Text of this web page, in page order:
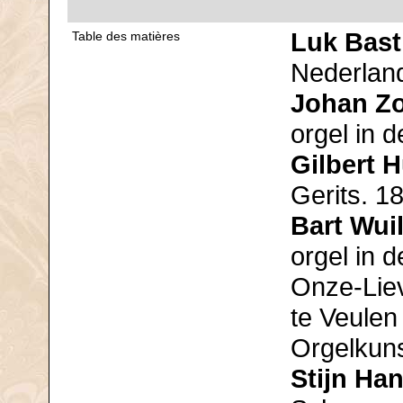
Table des matières
Luk
Johan
orgel in
Gilbert
Gerits.
Bart
orgel in
Onze-
te
Stijn